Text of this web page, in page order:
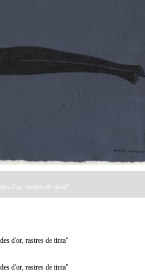
d'or, rastres de tinta"
d'or, rastres de tinta"
d'or, rastres de tinta"